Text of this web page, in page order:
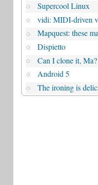
Supercool Linux
vidi: MIDI-driven
Mapquest: these
Dispietto
Can I clone it, Ma?
Android 5
The ironing is